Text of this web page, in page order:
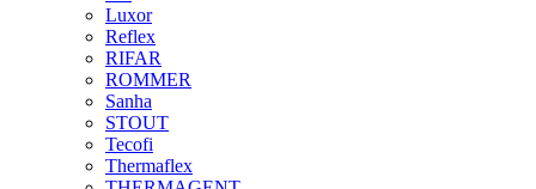
Luxor
Reflex
RIFAR
ROMMER
Sanha
STOUT
Tecofi
Thermaflex